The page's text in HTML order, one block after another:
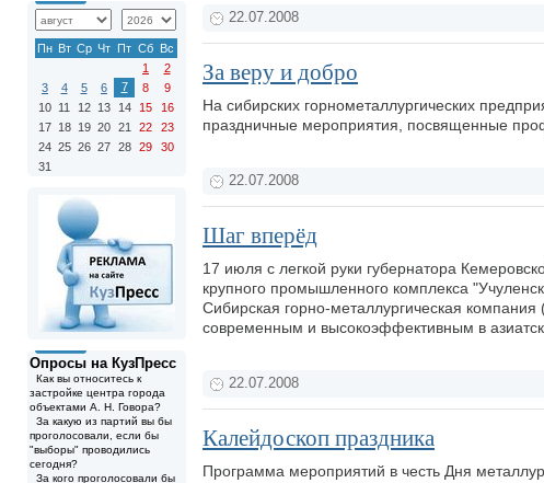
Пн Вт Ср Чт Пт Сб Вс
1
2
3
4 5 6 7 8
9
10 11 12 13 14 15
16
17 18 19 20 21 22
23
24 25 26 27 28 29
30
31
Опросы на КузПресс
Как вы относитесь к
застройке центра города
объектами А. Н. Говора?
За какую из партий вы бы
проголосовали, если бы
"выборы" проводились
сегодня?
За кого проголосовали бы
22.07.2008
За веру и добро
На сибирских горнометаллургических
праздничные мероприятия, посвященные
22.07.2008
Шаг вперёд
17 июля с легкой руки губернатора
крупного промышленного комплекса
Сибирская горно-металлургическая
современным и высокоэффективным в
22.07.2008
Калейдоскоп праздника
Программа мероприятий в честь Дня